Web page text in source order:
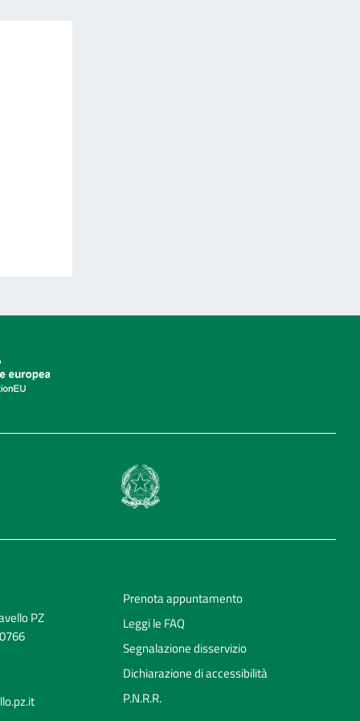
PZ
Prenota appuntamento
Leggi le FAQ
Segnalazione disservizio
Dichiarazione di accessibilità
P.N.R.R.